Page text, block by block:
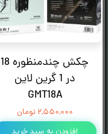
چکش چند‌منظوره 18
در 1 گرین لاین
GMT18A
۲,۵۵۰,۰۰۰ تومان
افزودن به سبد خرید